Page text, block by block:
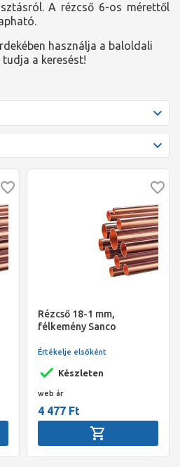
A rézcső 6-os mérettől
használja a baloldali
a keresést!
Rézcső 18-1 mm,
félkemény Sanco
Készleten
Értékelje elsőként
web ár
4 477 Ft